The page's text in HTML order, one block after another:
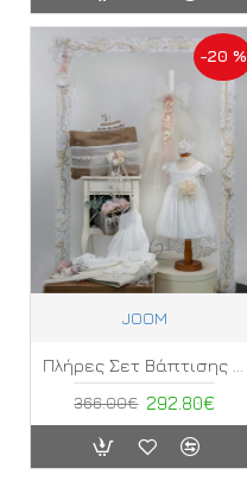
-20 %
JOOM
292.80€
366.00€